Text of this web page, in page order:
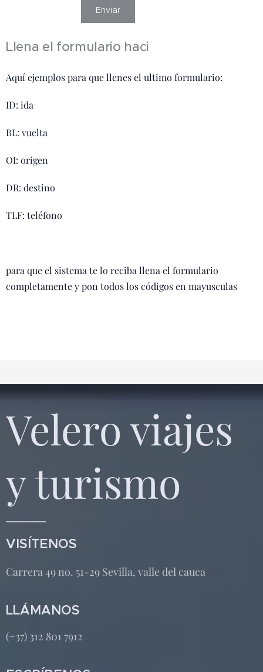
Enviar
Llena el formulario haci
Aquí ejemplos para que llenes el ultimo formulario:
ID: ida
BL: vuelta
OI: origen
DR: destino
TLF: teléfono
para que el sistema te lo reciba llena el formulario
completamente y pon todos los códigos en mayusculas
Velero viajes
y turismo
VISÍTENOS
Carrera 49 no. 51-29 Sevilla, valle del cauca
LLÁMANOS
(+37) 312 801 7912